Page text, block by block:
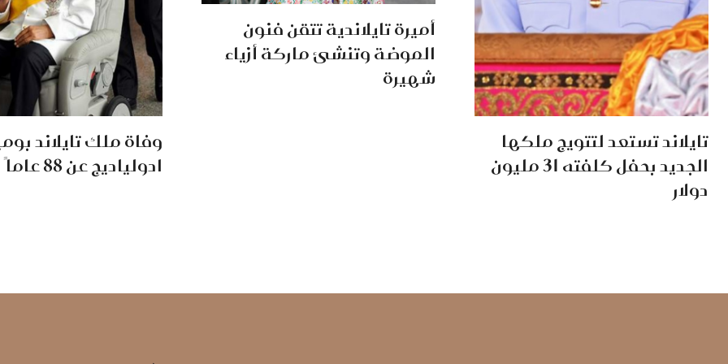
تايلاند تستعد لتتويج ملكها
الجديد بحفل كلفته 31 مليون
دولار
أميرة تايلاندية تتقن فنون
الموضة وتنشئ ماركة أزياء
شهيرة
وفاة ملك تايلاند
ادولياديج عن 88 عاماً